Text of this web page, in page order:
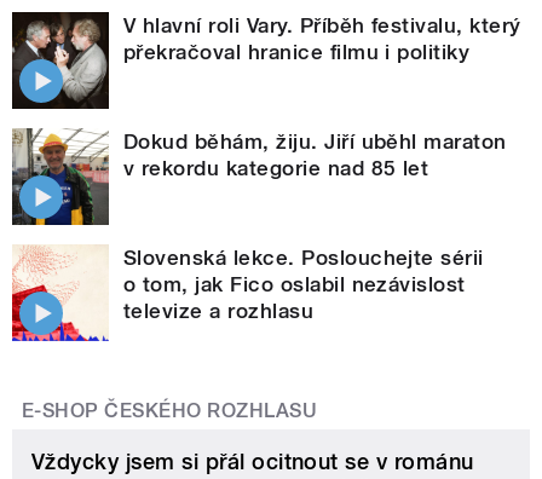
V hlavní roli Vary. Příběh festivalu, který
překračoval hranice filmu i politiky
Dokud běhám, žiju. Jiří uběhl maraton
v rekordu kategorie nad 85 let
Slovenská lekce. Poslouchejte sérii
o tom, jak Fico oslabil nezávislost
televize a rozhlasu
E-SHOP ČESKÉHO ROZHLASU
Vždycky jsem si přál ocitnout se v románu